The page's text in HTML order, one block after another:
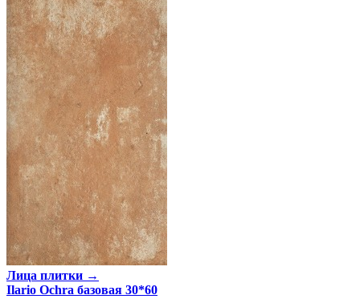
Лица плитки →
Ilario Ochra базовая 30*60